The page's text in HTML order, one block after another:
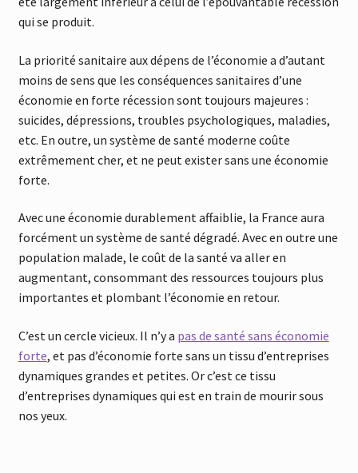
qui se produit.
La priorité sanitaire aux dépens de l’économie a d’autant
moins de sens que les conséquences sanitaires d’une
économie en forte récession sont toujours majeures :
suicides, dépressions, troubles psychologiques, maladies,
etc. En outre, un système de santé moderne coûte
extrêmement cher, et ne peut exister sans une économie
forte.
Avec une économie durablement affaiblie, la France aura
forcément un système de santé dégradé. Avec en outre une
population malade, le coût de la santé va aller en
augmentant, consommant des ressources toujours plus
importantes et plombant l’économie en retour.
C’est un cercle vicieux. Il n’y a pas de santé sans économie
forte, et pas d’économie forte sans un tissu d’entreprises
dynamiques grandes et petites. Or c’est ce tissu
d’entreprises dynamiques qui est en train de mourir sous
nos yeux.